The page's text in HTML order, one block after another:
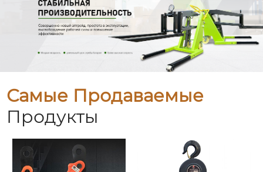
Самые Продаваемые
Продукты